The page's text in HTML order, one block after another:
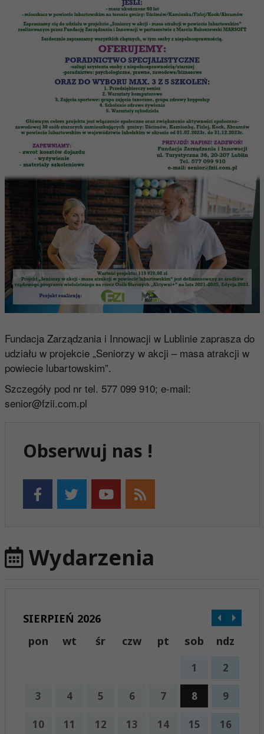
Fundacja Zarządzania i Innowacji w Lublinie zaprasza do
udziału w projekcie „Seniorzy w akcji – masa atrakcji w
powiecie lubartowskim”.
Szczegóły pod nr tel. 577 099 910; e-mail:
senior@fzii.com.pl
Obserwuj nas !
Wydarzenia
SIERPIEŃ 2026
pon
wt śr czw pt sob ndz
1 2
3 4 5 6 7 8 9
10 11 12 13 14 15 16